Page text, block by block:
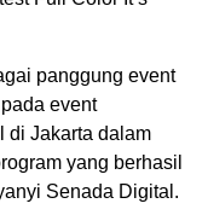
panggung event
event
di Jakarta dalam
yang berhasil
Senada Digital.